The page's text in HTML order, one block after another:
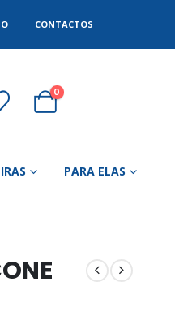
CONTACTOS
0
PARA ELAS